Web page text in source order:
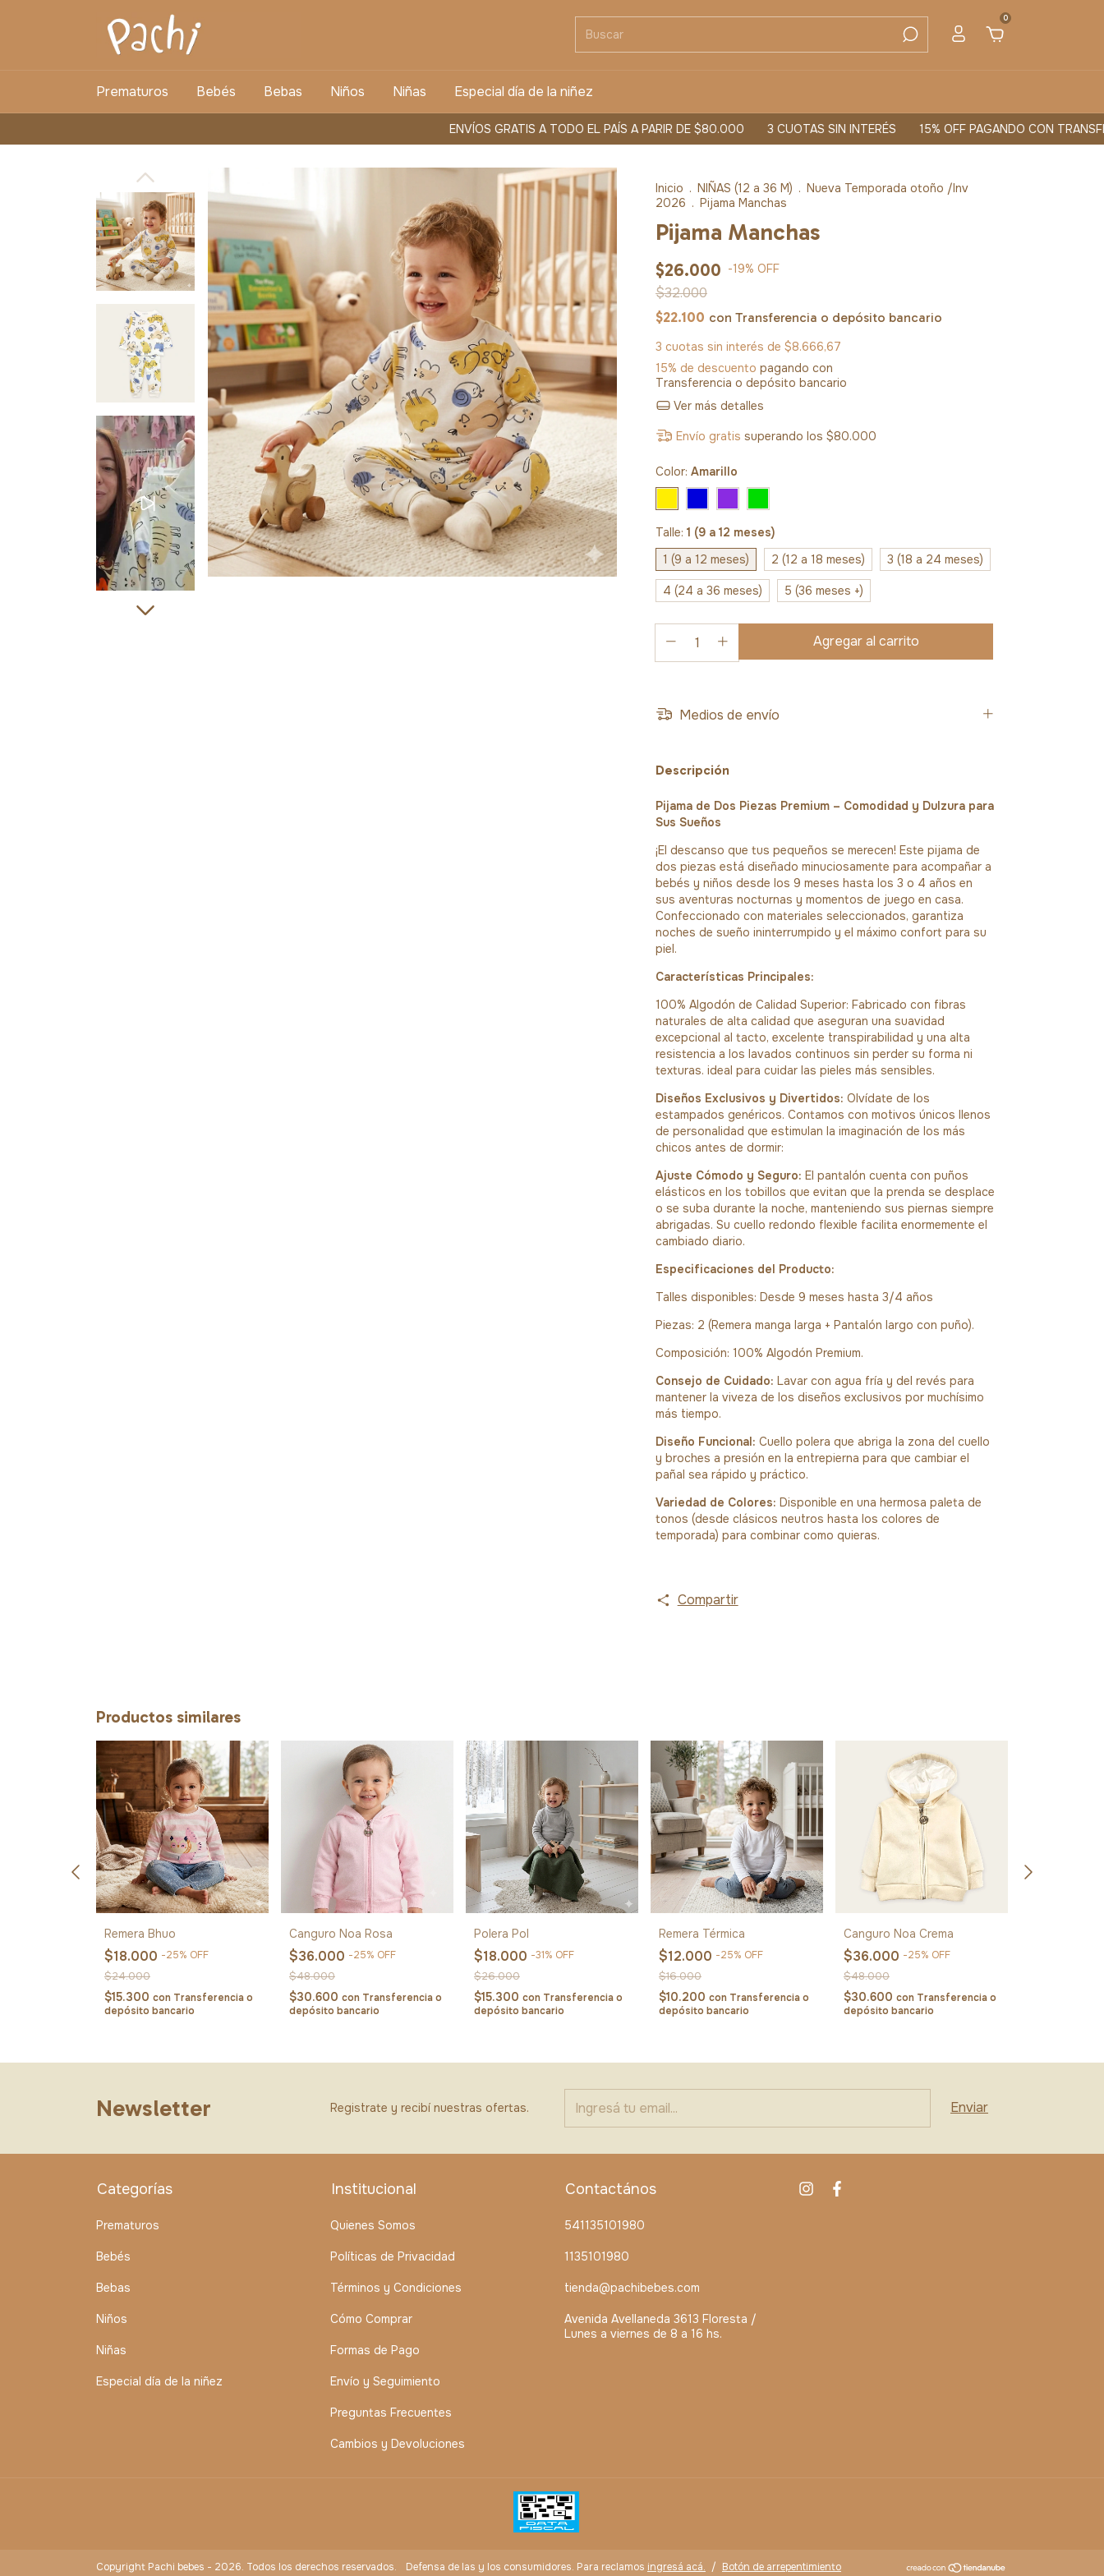
0
Prematuros Bebés Bebas Niños Niñas Especial día de la niñez
ENVÍOS GRATIS A TODO EL PAÍS A PARIR DE $80.000 3 CUOTAS SIN INTERÉS 15% OFF PAGANDO CON
Inicio . NIÑAS (12 a 36 M) . Nueva Temporada otoño /Inv
2026 . Pijama Manchas
Pijama Manchas
$26.000 -19% OFF
$32.000
$22.100 con Transferencia o depósito bancario
3 cuotas sin interés de $8.666,67
15% de descuento pagando con
Transferencia o depósito bancario
Ver más detalles
Envío gratis superando los$80.000
Color: Amarillo
Talle: 1 (9 a 12 meses)
1 (9 a 12 meses)
2 (12 a 18 meses) 3 (18 a 24 meses)
4 (24 a 36 meses) 5 (36 meses +)
Medios de envío
Descripción
Pijama de Dos Piezas Premium – Comodidad y Dulzura para
Sus Sueños
¡El descanso que tus pequeños se merecen! Este pijama de
dos piezas está diseñado minuciosamente para acompañar a
bebés y niños desde los 9 meses hasta los 3 o 4 años en
sus aventuras nocturnas y momentos de juego en casa.
Confeccionado con materiales seleccionados, garantiza
noches de sueño ininterrumpido y el máximo confort para su
piel.
Características Principales:
100% Algodón de Calidad Superior: Fabricado con fibras
naturales de alta calidad que aseguran una suavidad
excepcional al tacto, excelente transpirabilidad y una alta
resistencia a los lavados continuos sin perder su forma ni
texturas. ideal para cuidar las pieles más sensibles.
Diseños Exclusivos y Divertidos: Olvídate de los
estampados genéricos. Contamos con motivos únicos llenos
de personalidad que estimulan la imaginación de los más
chicos antes de dormir:
Ajuste Cómodo y Seguro: El pantalón cuenta con puños
elásticos en los tobillos que evitan que la prenda se desplace
o se suba durante la noche, manteniendo sus piernas siempre
abrigadas. Su cuello redondo flexible facilita enormemente el
cambiado diario.
Especificaciones del Producto:
Talles disponibles: Desde 9 meses hasta 3/4 años
Piezas: 2 (Remera manga larga + Pantalón largo con puño).
Composición: 100% Algodón Premium.
Consejo de Cuidado: Lavar con agua fría y del revés para
mantener la viveza de los diseños exclusivos por muchísimo
más tiempo.
Diseño Funcional: Cuello polera que abriga la zona del cuello
y broches a presión en la entrepierna para que cambiar el
pañal sea rápido y práctico.
Variedad de Colores: Disponible en una hermosa paleta de
tonos (desde clásicos neutros hasta los colores de
temporada) para combinar como quieras.
Compartir
Productos similares
Remera Bhuo
$18.000 -25% OFF
$24.000
$15.300 con Transferencia o
depósito bancario
Canguro Noa Rosa
$36.000 -25% OFF
$48.000
$30.600 con Transferencia o
depósito bancario
Polera Pol
$18.000 -31% OFF
$26.000
$15.300 con Transferencia o
depósito bancario
Remera Térmica
$12.000 -25% OFF
$16.000
$10.200 con Transferencia o
depósito bancario
Canguro Noa Crema
$36.000 -25% OFF
$48.000
$30.600 con Transferencia o
depósito bancario
Newsletter Registrate y recibí nuestras ofertas.
Categorías
Prematuros
Bebés
Bebas
Niños
Niñas
Especial día de la niñez
Institucional
Quienes Somos
Políticas de Privacidad
Términos y Condiciones
Cómo Comprar
Formas de Pago
Envío y Seguimiento
Preguntas Frecuentes
Cambios y Devoluciones
Contactános
541135101980
1135101980
tienda@pachibebes.com
Avenida Avellaneda 3613 Floresta /
Lunes a viernes de 8 a 16 hs.
Copyright Pachi bebes - 2026. Todos los derechos reservados. Defensa de las y los consumidores. Para reclamos ingresá acá. / Botón de arrepentimiento